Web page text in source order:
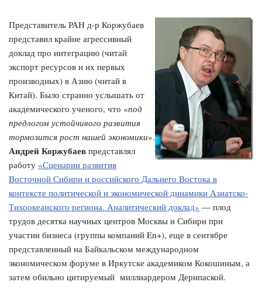
Представитель РАН д-р Коржубаев
представил крайне агрессивный
доклад про интеграцию (читай
экспорт ресурсов и их первых
производных) в Азию (читай в
Китай). Было странно услышать от
академического ученого, что «под
предлогом устойчивого развития
тормозится рост нашей экономики».
Андрей Коржубаев представлял
работу «Сценарии развития
Восточной Сибири и российского Дальнего Востока в
контексте политической и экономической динамики Азиатско-
Тихоокеанского региона. Аналитический доклад» — плод
трудов десятка научных центров Москвы и Сибири при
участии бизнеса (группы компаний En+), еще в сентябре
представленный на Байкальском международном
экономическом форуме в Иркутске академиком Кокошиным, а
затем обильно цитируемый миллиардером Дерипаской.